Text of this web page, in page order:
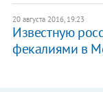
20 августа 2016, 19:23
Известную
фекалиями в